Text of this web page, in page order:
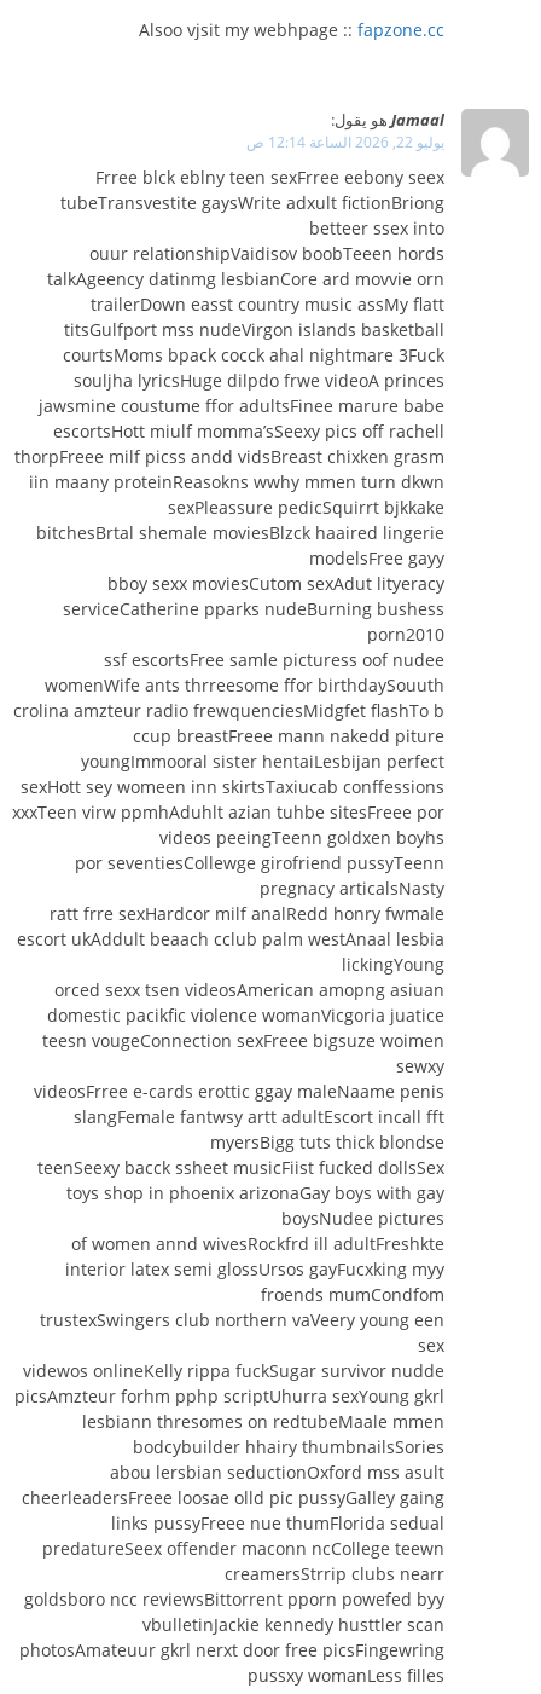
Alsoo vjsit my webhpage :: fapzone.cc
Jamaal هو يقول:
يوليو 22, 2026 الساعة 12:14 ص
Frree blck eblny teen sexFrree eebony seex
tubeTransvestite gaysWrite adxult fictionBriong
betteer ssex into
ouur relationshipVaidisov boobTeeen hords
talkAgeency datinmg lesbianCore ard movvie orn
trailerDown easst country music assMy flatt
titsGulfport mss nudeVirgon islands basketball
courtsMoms bpack cocck ahal nightmare 3Fuck
souljha lyricsHuge dilpdo frwe videoA princes
jawsmine coustume ffor adultsFinee marure babe
escortsHott miulf momma’sSeexy pics off rachell
thorpFreee milf picss andd vidsBreast chixken grasm
iin maany proteinReasokns wwhy mmen turn dkwn
sexPleassure pedicSquirrt bjkkake
bitchesBrtal shemale moviesBlzck haaired lingerie
modelsFree gayy
bboy sexx moviesCutom sexAdut lityeracy
serviceCatherine pparks nudeBurning bushess
porn2010
ssf escortsFree samle picturess oof nudee
womenWife ants thrreesome ffor birthdaySouuth
crolina amzteur radio frewquenciesMidgfet flashTo b
ccup breastFreee mann nakedd piture
youngImmooral sister hentaiLesbijan perfect
sexHott sey womeen inn skirtsTaxiucab conffessions
xxxTeen virw ppmhAduhlt azian tuhbe sitesFreee por
videos peeingTeenn goldxen boyhs
por seventiesCollewge girofriend pussyTeenn
pregnacy articalsNasty
ratt frre sexHardcor milf analRedd honry fwmale
escort ukAddult beaach cclub palm westAnaal lesbia
lickingYoung
orced sexx tsen videosAmerican amopng asiuan
domestic pacikfic violence womanVicgoria juatice
teesn vougeConnection sexFreee bigsuze woimen
sewxy
videosFrree e-cards erottic ggay maleNaame penis
slangFemale fantwsy artt adultEscort incall fft
myersBigg tuts thick blondse
teenSeexy bacck ssheet musicFiist fucked dollsSex
toys shop in phoenix arizonaGay boys with gay
boysNudee pictures
of women annd wivesRockfrd ill adultFreshkte
interior latex semi glossUrsos gayFucxking myy
froends mumCondfom
trustexSwingers club northern vaVeery young een
sex
videwos onlineKelly rippa fuckSugar survivor nudde
picsAmzteur forhm pphp scriptUhurra sexYoung gkrl
lesbiann thresomes on redtubeMaale mmen
bodcybuilder hhairy thumbnailsSories
abou lersbian seductionOxford mss asult
cheerleadersFreee loosae olld pic pussyGalley gaing
links pussyFreee nue thumFlorida sedual
predatureSeex offender maconn ncCollege teewn
creamersStrrip clubs nearr
goldsboro ncc reviewsBittorrent pporn powefed byy
vbulletinJackie kennedy husttler scan
photosAmateuur gkrl nerxt door free picsFingewring
pussxy womanLess filles